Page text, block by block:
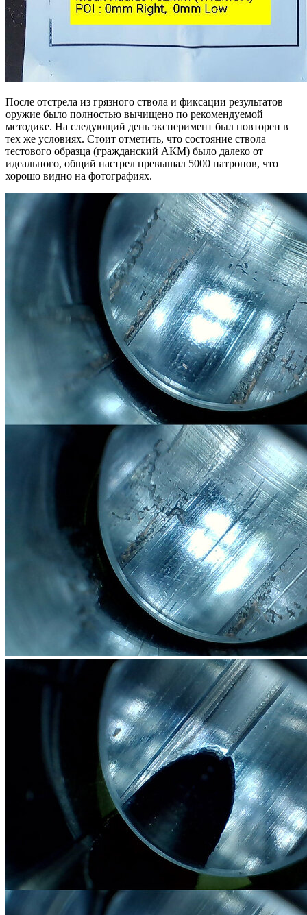
После отстрела из грязного ствола и фиксации результатов
оружие было полностью вычищено по рекомендуемой
методике. На следующий день эксперимент был повторен в
тех же условиях. Стоит отметить, что состояние ствола
тестового образца (гражданский АКМ) было далеко от
идеального, общий настрел превышал 5000 патронов, что
хорошо видно на фотографиях.